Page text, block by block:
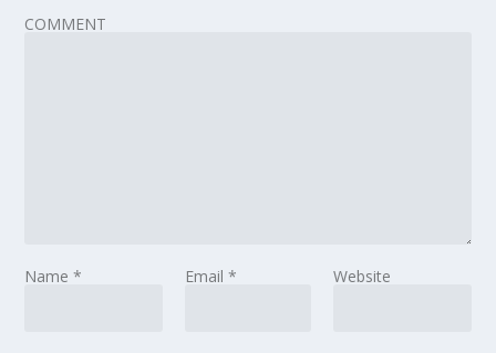
COMMENT
Name* Email * Website